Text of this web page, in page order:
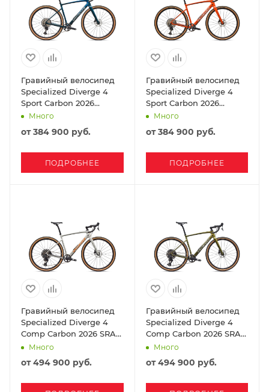
Гравийный велосипед
Specialized Diverge 4
Sport Carbon 2026
Shimano GRX 600
Emerald Metallic/ Silver
Dust
Много
от384 900 руб.
ПОДРОБНЕЕ
Гравийный велосипед
Specialized Diverge 4
Sport Carbon 2026
Shimano GRX 600 Deep
Orange/ Dune White
Много
от384 900 руб.
ПОДРОБНЕЕ
Гравийный велосипед
Specialized Diverge 4
Comp Carbon 2026 SRAM
Apex AXS Dolomite
Metallic/ Orange Zest
Много
от494 900 руб.
Гравийный велосипед
Specialized Diverge 4
Comp Carbon 2026 SRAM
Apex AXS Laurel Green
Metallic/ Dolomite
Metallic
Много
от494 900 руб.